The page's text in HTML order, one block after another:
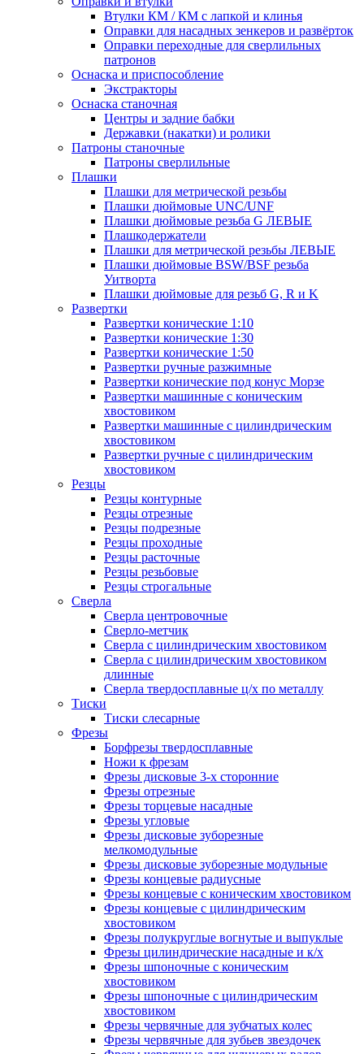
Втулки КМ / КМ с лапкой и клинья
Оправки для насадных зенкеров и развёрток
Оправки переходные для сверлильных
патронов
Оснаска и приспособление
Экстракторы
Оснаска станочная
Центры и задние бабки
Державки (накатки) и ролики
Патроны станочные
Патроны сверлильные
Плашки
Плашки для метрической резьбы
Плашки дюймовые UNC/UNF
Плашки дюймовые резьба G ЛЕВЫЕ
Плашкодержатели
Плашки для метрической резьбы ЛЕВЫЕ
Плашки дюймовые BSW/BSF резьба
Уитворта
Плашки дюймовые для резьб G, R и K
Развертки
Развертки конические 1:10
Развертки конические 1:30
Развертки конические 1:50
Развертки ручные разжимные
Развертки конические под конус Морзе
Развертки машинные с коническим
хвостовиком
Развертки машинные с цилиндрическим
хвостовиком
Развертки ручные с цилиндрическим
хвостовиком
Резцы
Резцы контурные
Резцы отрезные
Резцы подрезные
Резцы проходные
Резцы расточные
Резцы резьбовые
Резцы строгальные
Сверла
Сверла центровочные
Сверло-метчик
Сверла с цилиндрическим хвостовиком
Сверла с цилиндрическим хвостовиком
длинные
Сверла твердосплавные ц/х по металлу
Тиски
Тиски слесарные
Фрезы
Борфрезы твердосплавные
Ножи к фрезам
Фрезы дисковые 3-х сторонние
Фрезы отрезные
Фрезы торцевые насадные
Фрезы угловые
Фрезы дисковые зуборезные
мелкомодульные
Фрезы дисковые зуборезные модульные
Фрезы концевые радиусные
Фрезы концевые с коническим хвостовиком
Фрезы концевые с цилиндрическим
хвостовиком
Фрезы полукруглые вогнутые и выпуклые
Фрезы цилиндрические насадные и к/х
Фрезы шпоночные с коническим
хвостовиком
Фрезы шпоночные с цилиндрическим
хвостовиком
Фрезы червячные для зубчатых колес
Фрезы червячные для зубьев звездочек